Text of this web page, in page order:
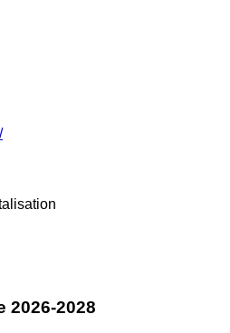
2026-2028